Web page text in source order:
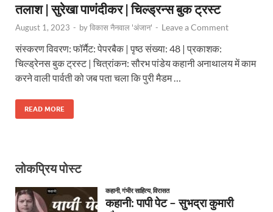
तलाश | सुरेखा पाणंदीकर | चिल्ड्रन्स बुक ट्रस्ट
August 1, 2023 - byविकास नैनवाल 'अंजान' - Leave a Comment
संस्करण विवरण: फॉर्मैट: पेपरबैक | पृष्ठ संख्या: 48 | प्रकाशक:
चिल्ड्रेनस बुक ट्रस्ट | चित्रांकन: सौरभ पांडेय कहानी अनाथालय में काम
करने वाली पार्वती को जब पता चला कि पुरी मैडम …
READ MORE
लोकप्रिय पोस्ट